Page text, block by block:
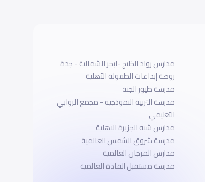
مدارس رواد الخليج -ابحر الشمالية - جدة
روضة إبداعات الطفولة الأهلية
مدرسة طيور الجنة
مدرسة التربية النموذجيه - مجمع الروابي
التعليمي
مدارس شبه الجزيرة الاهلية
مدرسة شروق الشمس العالمية
مدارس المرجان العالمية
مدرسة مستقبل القادة العالمية